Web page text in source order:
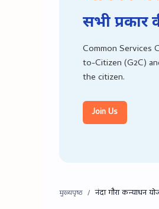
सभी
Common Services
to-Citizen (G2C)
the citizen.
Join Us
नंदा गौरा कन्‍याधन